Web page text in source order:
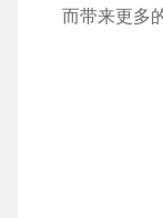
而带来更多